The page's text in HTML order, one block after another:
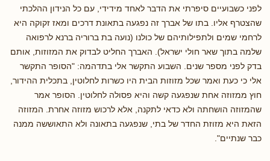
לפני כשבועיים סיפרתי את הדבר לאחד מידידי, עם כל הנידון ההלכתי
שהצטרף אליו. בתו של אברך זה נפגעה בתאונת דרכים ומאז זקוקה היא
לרחמי שמים ולתפילותיהם של כולנו (נועה בת ברוריה ברנא לרפואה
שלמה בתוך שאר חולי ישראל). האברך החליט לבדוק את המזוזות, אותם
בדק לפני מספר שנים. השבוע התקשר אלי בתדהמה: "הסופר התקשר
אלי כי כעת ואמר שכל מזוזות הבית היו כשרות לחלוטין, בתכלית ההידור,
חוץ ממזוזה אחת שנפגעה קשה והיא פסולה לחלוטין. הסופר אמר
שהמזוזה הושחתה ולא כדאי לתקנה, אלא לרכוש מזוזה אחרת. המזוזה
הזאת היא מזוזת החדר של בתי, שנפגעה בתאונה ולא התאוששה ממנה
כבר שנתיים".